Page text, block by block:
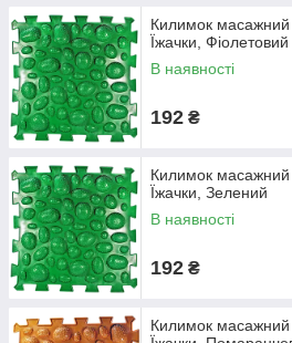
Килимок
Їжачки, Фіолетовий
В наявності
192 ₴
Килимок
Їжачки, Зелений
В наявності
192 ₴
Килимок